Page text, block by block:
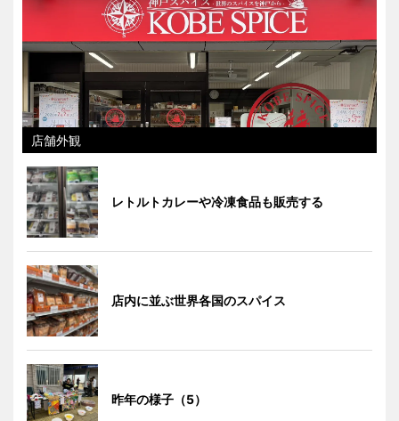
店舗外観
レトルトカレーや冷凍食品も販売する
店内に並ぶ世界各国のスパイス
昨年の様子（5）